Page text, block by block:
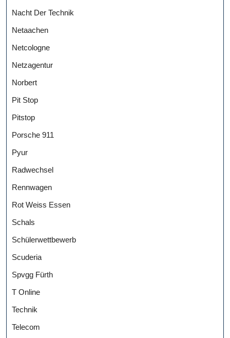
Nacht Der Technik
Netaachen
Netcologne
Netzagentur
Norbert
Pit Stop
Pitstop
Porsche 911
Pyur
Radwechsel
Rennwagen
Rot Weiss Essen
Schals
Schülerwettbewerb
Scuderia
Spvgg Fürth
T Online
Technik
Telecom